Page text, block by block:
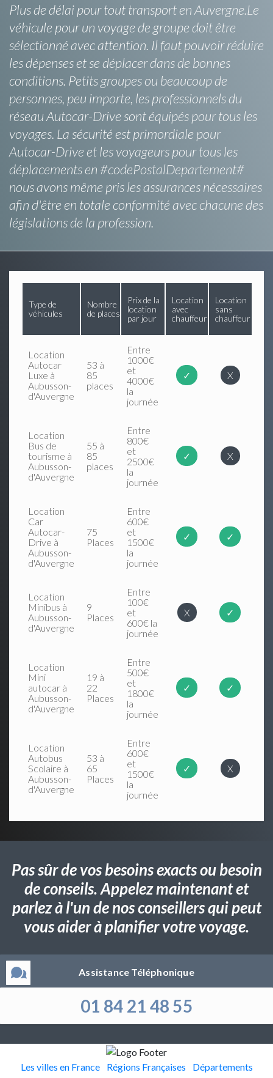
Plus de délai pour tout transport en Auvergne.Le
véhicule pour un voyage de groupe doit être
sélectionné avec attention. Il faut pouvoir réduire
les dépenses et se déplacer dans de bonnes
conditions. Petits groupes ou beaucoup de
personnes, peu importe, les professionnels du
réseau Autocar-Drive sont équipés pour tous les
voyages. La sécurité est primordiale pour
Autocar-Drive et les voyageurs pour tous les
déplacements en #codePostalDepartement#
nous avons même pris les assurances nécessaires
afin d'être en totale conformité avec chacune des
législations de la profession.
Type de
véhicules
Nombre
de places
Prix de la
location
par jour
Location
avec
chauffeur
Location
sans
chauffeur
Location
Autocar
Luxe à
Aubusson-
d'Auvergne
53 à
85
places
Entre
1000€
et
4000€
la
journée
✓ X
Location
Bus de
tourisme à
Aubusson-
d'Auvergne
55 à
85
places
Entre
800€
et
2500€
la
journée
✓ X
Location
Car
Autocar-
Drive à
Aubusson-
d'Auvergne
75
Places
Entre
600€
et
1500€
la
journée
✓ ✓
Location
Minibus à
Aubusson-
d'Auvergne
9
Places
Entre
100€
et
600€ la
journée
X ✓
Location
Mini
autocar à
Aubusson-
d'Auvergne
19 à
22
Places
Entre
500€
et
1800€
la
journée
✓ ✓
Location
Autobus
Scolaire à
Aubusson-
d'Auvergne
53 à
65
Places
Entre
600€
et
1500€
la
journée
✓ X
Pas sûr de vos besoins exacts ou besoin
de conseils. Appelez maintenant et
parlez à l'un de nos conseillers qui peut
vous aider à planifier votre voyage.
Assistance Téléphonique
01 84 21 48 55
Les villes en France Régions Françaises
Départements